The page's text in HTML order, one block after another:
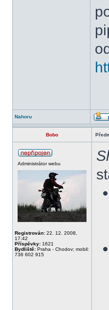
Nahoru
Bobo
Administrátor webu
Registrován: 22. 12. 2008,
17:42
Příspěvky: 1621
Bydliště: Praha - Chodov; mobil:
736 602 915